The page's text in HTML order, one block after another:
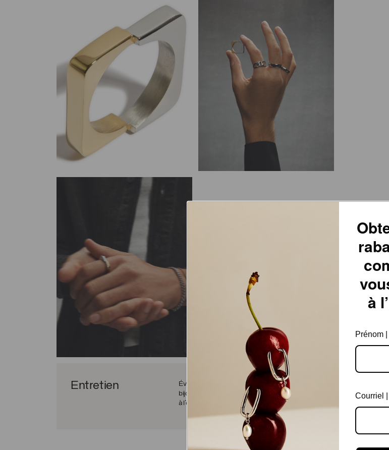
Entretien
Évitez les chocs ou les frottements directs sur le
bijou afin d’éviter les égratignures. Peut être porté
à l’eau sans risque de ternir.
à
Prénom
Courriel